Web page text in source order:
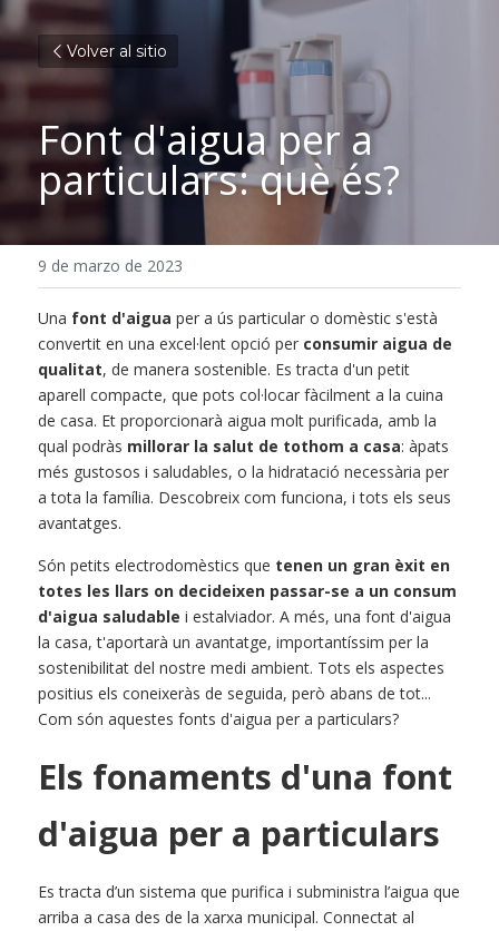
Volver al sitio
Font d'aigua per a
particulars: què és?
9 de marzo de 2023
Una font d'aigua per a ús particular o domèstic s'està
convertit en una excel·lent opció per consumir aigua de
qualitat, de manera sostenible. Es tracta d'un petit
aparell compacte, que pots col·locar fàcilment a la cuina
de casa. Et proporcionarà aigua molt purificada, amb la
qual podràs millorar la salut de tothom a casa: àpats
més gustosos i saludables, o la hidratació necessària per
a tota la família. Descobreix com funciona, i tots els seus
avantatges.
Són petits electrodomèstics que tenen un gran èxit en
totes les llars on decideixen passar-se a un consum
d'aigua saludable i estalviador. A més, una font d'aigua
la casa, t'aportarà un avantatge, importantíssim per la
sostenibilitat del nostre medi ambient. Tots els aspectes
positius els coneixeràs de seguida, però abans de tot...
Com són aquestes fonts d'aigua per a particulars?
Els fonaments d'una font
d'aigua per a particulars
Es tracta d’un sistema que purifica i subministra l’aigua que
arriba a casa des de la xarxa municipal. Connectat al